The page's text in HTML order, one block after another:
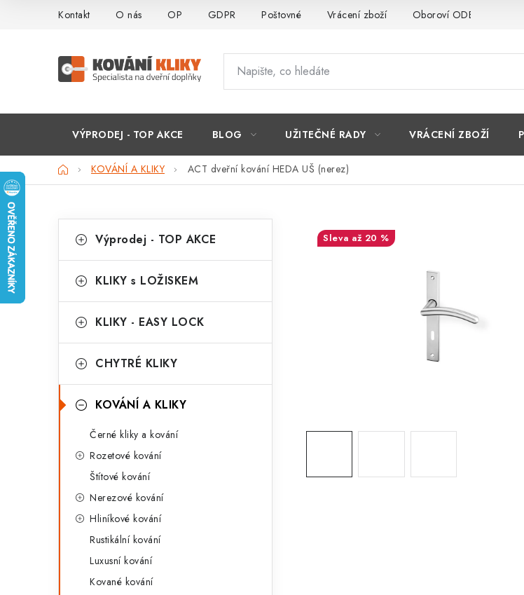
Kontakt O nás OP GDPR Poštovné Vrácení zboží Oboroví ODBORNÍCI
VÝPRODEJ - TOP AKCE BLOG UŽITEČNÉ RADY VRÁCENÍ ZBOŽÍ
DomůKOVÁNÍ A KLIKY ACT dveřní kování HEDA UŠ (nerez)
o
t
r
n
n
kategorie
a
e
o
i
e
Výprodej - TOP AKCE
KLIKY s LOŽISKEM
KLIKY - EASY LOCK
CHYTRÉ KLIKY
KOVÁNÍ A KLIKY
Černé kliky a kování
Rozetové kování
Štítové kování
Nerezové kování
Hliníkové kování
Rustikální kování
Luxusní kování
Kované kování
až 20 %